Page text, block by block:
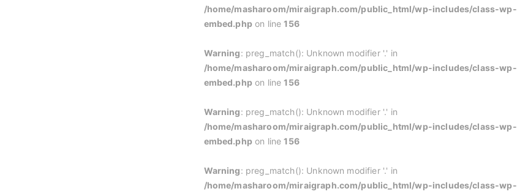
/home/masharoom/miraigraph.com/public_html/wp-includes/class-wp-
embed.phpon line156
Warning: preg_match(): Unknown modifier '.' in
/home/masharoom/miraigraph.com/public_html/wp-includes/class-wp-
embed.phpon line156
Warning: preg_match(): Unknown modifier '.' in
/home/masharoom/miraigraph.com/public_html/wp-includes/class-wp-
embed.phpon line156
Warning: preg_match(): Unknown modifier '.' in
/home/masharoom/miraigraph.com/public_html/wp-includes/class-wp-